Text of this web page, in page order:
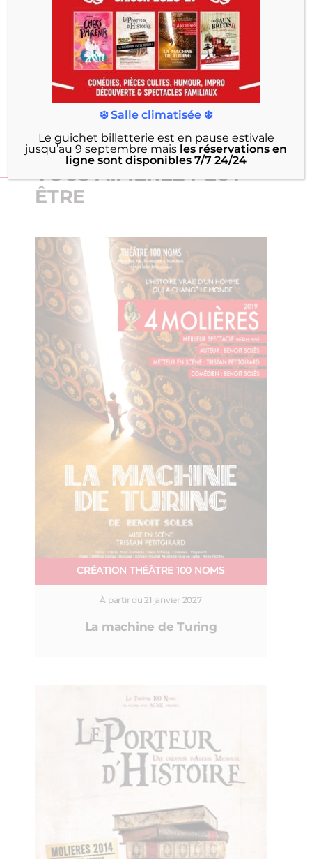
VOUS AIMEREZ PEUT-
ÊTRE
CRÉATION THÉÂTRE 100 NOMS
À partir du 21 janvier 2027
La machine de Turing
❄️ Salle climatisée ❄️
Le guichet billetterie est en pause estivale
jusqu’au 9 septembre mais les réservations en
ligne sont disponibles 7/7 24/24